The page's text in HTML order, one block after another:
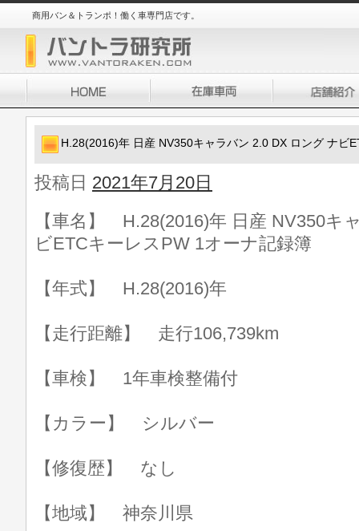
商用バン＆トランポ！働く車専門店です。
H.28(2016)年 日産 NV350キャラバン 2.0 DX ロング ナビ
投稿日 2021年7月20日
【車名】 H.28(2016)年 日産 NV350キ
ビETCキーレスPW 1オーナ記録簿
【年式】 H.28(2016)年
【走行距離】 走行106,739km
【車検】 1年車検整備付
【カラー】 シルバー
【修復歴】 なし
【地域】 神奈川県